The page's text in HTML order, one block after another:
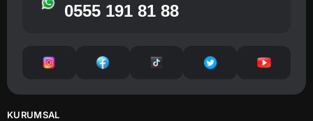
0555 191 81 88
KURUMSAL